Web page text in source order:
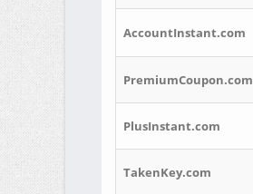
AccountInstant.com
PremiumCoupon.com
PlusInstant.com
TakenKey.com